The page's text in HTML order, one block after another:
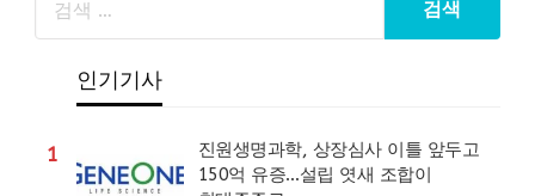
인기기사
1
진원생명과학, 상장심사 이틀 앞두고
150억 유증…설립 엿새 조합이